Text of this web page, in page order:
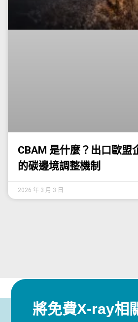
CBAM 是什麼？出口歐盟
的碳邊境調整機制
2026 年 3 月 3 日
將免費X-ray相